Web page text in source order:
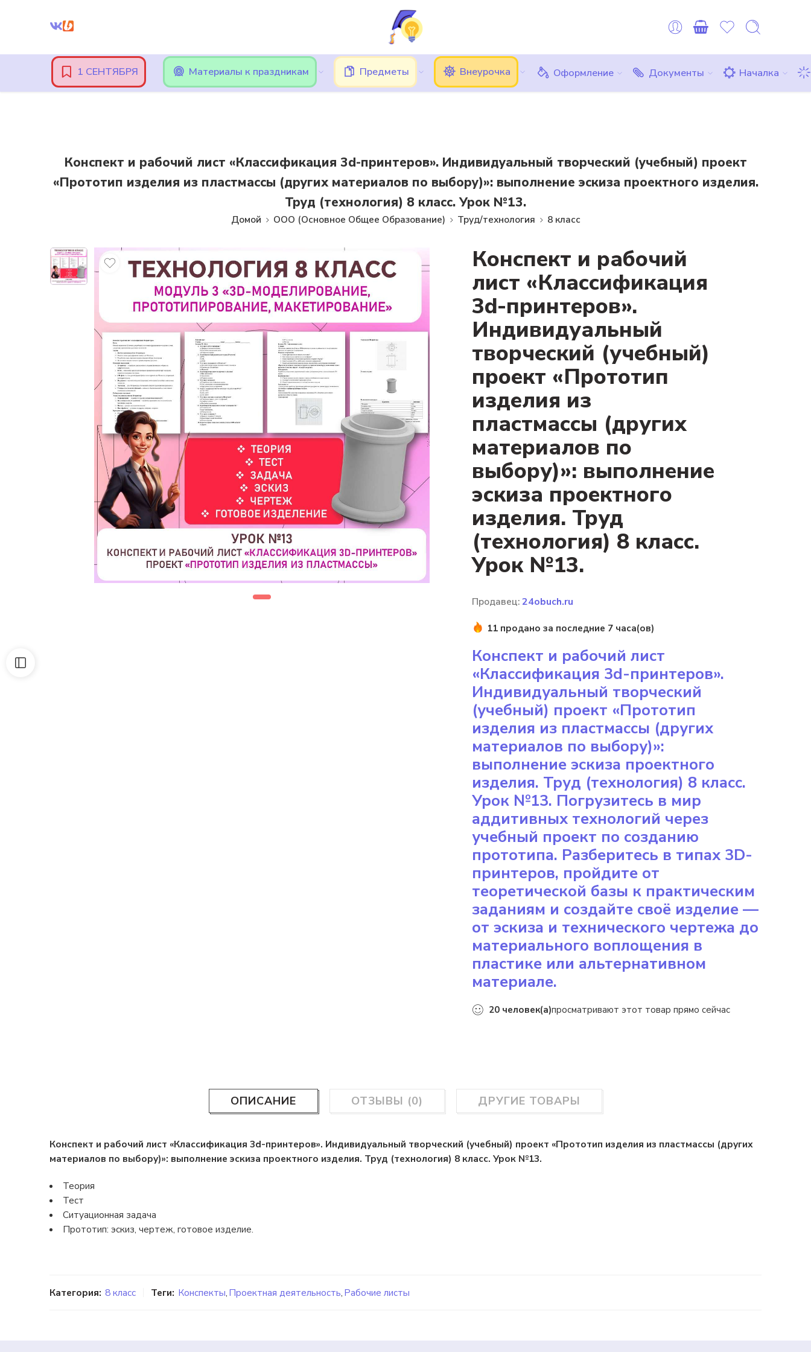
Внимание! При оплате картами Сбербанка, могут возникнуть трудности при вводе кода подтверждения, в этом случае, оплату можно сделать картой любого другого банка или
Блог
1 СЕНТЯБРЯ
Материалы к праздникам Предметы Внеурочка Оформление Документы Началка
Конспект и рабочий лист «Классификация 3d-принтеров». Индивидуальный творческий (учебный) проект
«Прототип изделия из пластмассы (других материалов по выбору)»: выполнение эскиза проектного изделия.
Труд (технология) 8 класс. Урок №13.
Домой ООО (Основное Общее Образование) Труд/технология 8 класс
Конспект и рабочий
лист «Классификация
3d-принтеров».
Индивидуальный
творческий (учебный)
проект «Прототип
изделия из
пластмассы (других
материалов по
выбору)»: выполнение
эскиза проектного
изделия. Труд
(технология) 8 класс.
Урок №13.
Продавец:24obuch.ru
11 продано за последние 7 часа(ов)
Конспект и рабочий лист
«Классификация 3d-принтеров».
Индивидуальный творческий
(учебный) проект «Прототип
изделия из пластмассы (других
материалов по выбору)»:
выполнение эскиза проектного
изделия. Труд (технология) 8 класс.
Урок №13. Погрузитесь в мир
аддитивных технологий через
учебный проект по созданию
прототипа. Разберитесь в типах 3D-
принтеров, пройдите от
теоретической базы к практическим
заданиям и создайте своё изделие —
от эскиза и технического чертежа до
материального воплощения в
пластике или альтернативном
материале.
20 человек(а)просматривают этот товар прямо сейчас
ОПИСАНИЕ ОТЗЫВЫ (0) ДРУГИЕ ТОВАРЫ
Конспект и рабочий лист «Классификация 3d-принтеров». Индивидуальный творческий (учебный) проект «Прототип изделия из пластмассы (других
материалов по выбору)»: выполнение эскиза проектного изделия. Труд (технология) 8 класс. Урок №13.
Теория
Тест
Ситуационная задача
Прототип: эскиз, чертеж, готовое изделие.
Категория: 8 класс Теги: Конспекты,Проектная деятельность,Рабочие листы